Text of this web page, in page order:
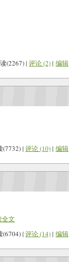
(2267) | 评论 (2)| 编辑
(7732) | 评论 (10)| 编辑
全文
(6704) | 评论 (14)| 编辑